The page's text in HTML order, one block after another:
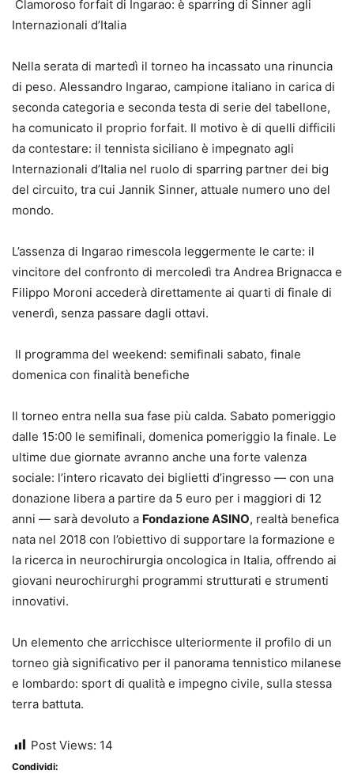
Clamoroso forfait di Ingarao: è sparring di Sinner agli
Internazionali d’Italia
Nella serata di martedì il torneo ha incassato una rinuncia
di peso. Alessandro Ingarao, campione italiano in carica di
seconda categoria e seconda testa di serie del tabellone,
ha comunicato il proprio forfait. Il motivo è di quelli difficili
da contestare: il tennista siciliano è impegnato agli
Internazionali d’Italia nel ruolo di sparring partner dei big
del circuito, tra cui Jannik Sinner, attuale numero uno del
mondo.
L’assenza di Ingarao rimescola leggermente le carte: il
vincitore del confronto di mercoledì tra Andrea Brignacca e
Filippo Moroni accederà direttamente ai quarti di finale di
venerdì, senza passare dagli ottavi.
Il programma del weekend: semifinali sabato, finale
domenica con finalità benefiche
Il torneo entra nella sua fase più calda. Sabato pomeriggio
dalle 15:00 le semifinali, domenica pomeriggio la finale. Le
ultime due giornate avranno anche una forte valenza
sociale: l’intero ricavato dei biglietti d’ingresso — con una
donazione libera a partire da 5 euro per i maggiori di 12
anni — sarà devoluto a Fondazione ASINO, realtà benefica
nata nel 2018 con l’obiettivo di supportare la formazione e
la ricerca in neurochirurgia oncologica in Italia, offrendo ai
giovani neurochirurghi programmi strutturati e strumenti
innovativi.
Un elemento che arricchisce ulteriormente il profilo di un
torneo già significativo per il panorama tennistico milanese
e lombardo: sport di qualità e impegno civile, sulla stessa
terra battuta.
Post Views: 14
Condividi: